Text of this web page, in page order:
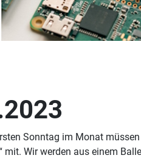
Sonntag im Monat
Wir werden aus einem